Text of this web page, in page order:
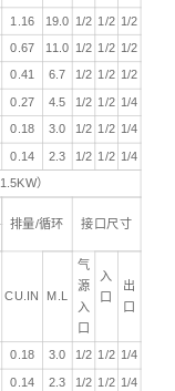
1.16 19.0 1/2 1/2 1/2
0.67 11.0 1/2 1/2 1/2
0.41 6.7 1/2 1/2 1/2
0.27 4.5 1/2 1/2 1/4
0.18 3.0 1/2 1/2 1/4
0.14 2.3 1/2 1/2 1/4
1.5KW）
排量/循环
接口尺寸
CU.IN M.L
气
源
入
口
入
口
出
口
0.18 3.0 1/2 1/2 1/4
0.14 2.3 1/2 1/2 1/4